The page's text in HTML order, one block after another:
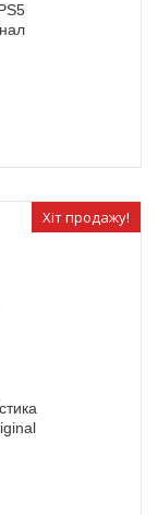
Хіт продажу!